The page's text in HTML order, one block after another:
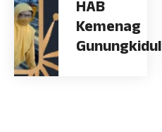
HAB
Kemenag
Gunungkidul